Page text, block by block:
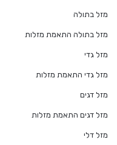
מזל בתולה
מזל בתולה התאמת מזלות
מזל גדי
מזל גדי התאמת מזלות
מזל דגים
מזל דגים התאמת מזלות
מזל דלי